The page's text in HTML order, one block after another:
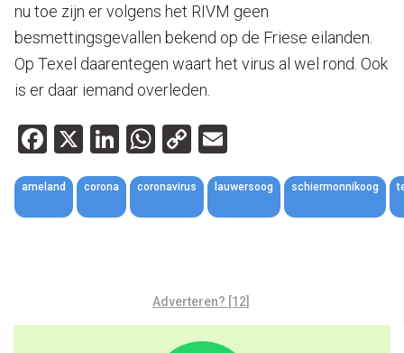
nu toe zijn er volgens het RIVM geen
besmettingsgevallen bekend op de Friese eilanden.
Op Texel daarentegen waart het virus al wel rond. Ook
is er daar iemand overleden.
Facebook
X LinkedIn
WhatsApp
Copy
Link
ameland corona coronavirus lauwersoog schiermonnikoog
Adverteren? [12]